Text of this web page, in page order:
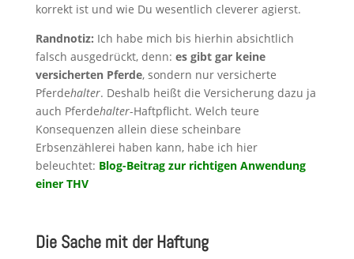
korrekt ist und wie Du wesentlich cleverer agierst.
Randnotiz: Ich habe mich bis hierhin absichtlich
falsch ausgedrückt, denn: es gibt gar keine
versicherten Pferde, sondern nur versicherte
Pferdehalter. Deshalb heißt die Versicherung dazu ja
auch Pferdehalter-Haftpflicht. Welch teure
Konsequenzen allein diese scheinbare
Erbsenzählerei haben kann, habe ich hier
beleuchtet: Blog-Beitrag zur richtigen Anwendung
einer THV
Die Sache mit der Haftung